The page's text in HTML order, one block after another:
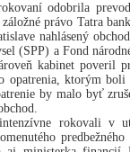
odobrila
právo Tatra
nahlásený
(SPP) a Fond
kabinet poveril
opatrenia, ktorým
by malo byť
rokovali v